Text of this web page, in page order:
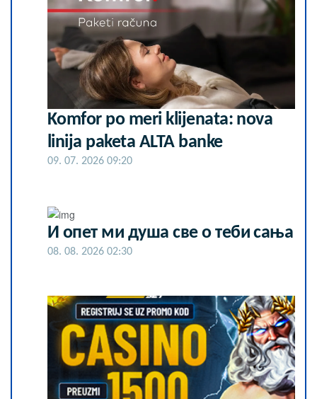
Komfor po meri klijenata: nova
linija paketa ALTA banke
09. 07. 2026 09:20
И опет ми душа све о теби сања
08. 08. 2026 02:30